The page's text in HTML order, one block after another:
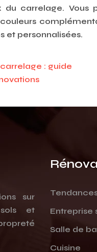
du carrelage. Vous
et personnalisées.
: guide
sur
et
Entreprise
Salle de
Cuisine